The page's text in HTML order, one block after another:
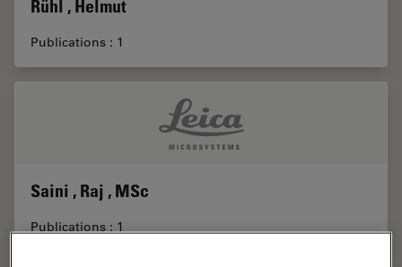
Rühl , Helmut
Publications : 1
Saini , Raj , MSc
Publications : 1